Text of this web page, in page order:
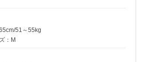
51～55kg
：M